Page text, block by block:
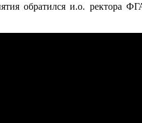
обратился и.о. ректора